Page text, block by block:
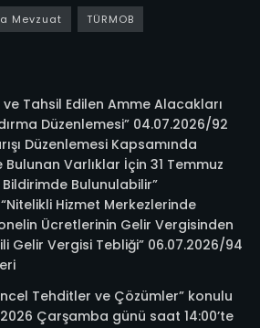
Mevzuat TÜRMOB
Tahsil Edilen Amme Alacakları
Düzenlemesi” 04.07.2026/92
Düzenlemesi Kapsamında
Bulunan Varlıklar İçin 31 Temmuz
Bulunulabilir”
Hizmet Merkezlerinde
Ücretlerinin Gelir Vergisinden
Gelir Vergisi Tebliği” 06.07.2026/94
Tehditler ve Çözümler” konulu
Çarşamba günü saat 14:00’te